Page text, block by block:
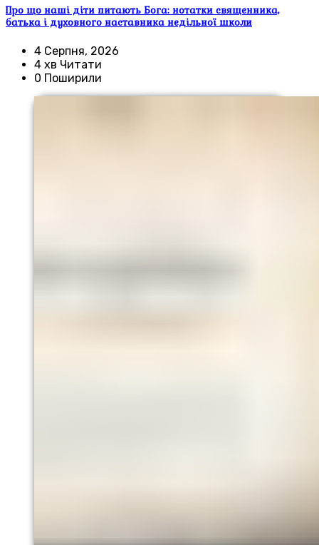
Про що наші діти питають Бога: нотатки священника,
батька і духовного наставника недільної школи
4 Серпня, 2026
4 хв Читати
0 Поширили